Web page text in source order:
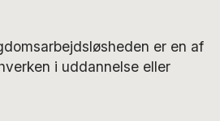
er en af
i uddannelse eller